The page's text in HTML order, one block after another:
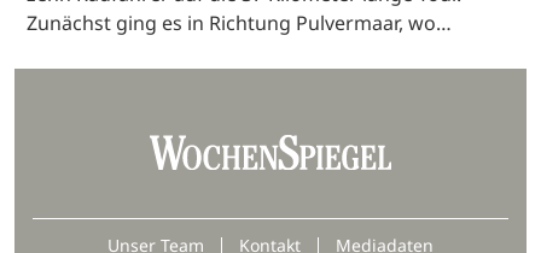
Zunächst ging es in Richtung Pulvermaar, wo…
Unser Team Kontakt Mediadaten